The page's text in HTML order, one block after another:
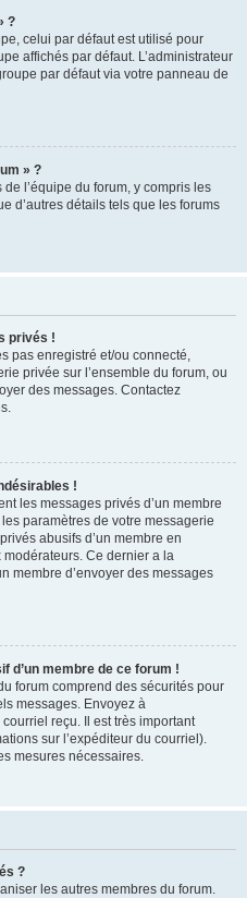
?
celui par défaut est utilisé pour
affichés par défaut. L’administrateur
par défaut via votre panneau de
» ?
l’équipe du forum, y compris les
d’autres détails tels que les forums
privés !
pas enregistré et/ou connecté,
privée sur l’ensemble du forum, ou
des messages. Contactez
!
les messages privés d’un membre
paramètres de votre messagerie
abusifs d’un membre en
Ce dernier a la
membre d’envoyer des messages
d’un membre de ce forum !
forum comprend des sécurités pour
messages. Envoyez à
reçu. Il est très important
sur l’expéditeur du courriel).
mesures nécessaires.
?
les autres membres du forum.